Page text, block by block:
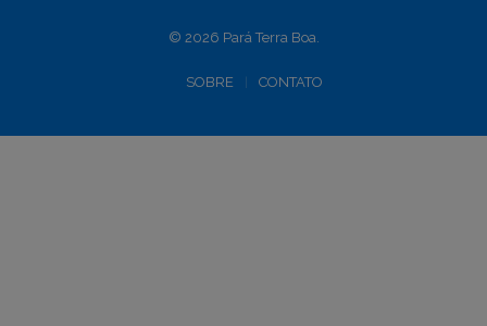
© 2026 Pará Terra Boa.
SOBRE CONTATO